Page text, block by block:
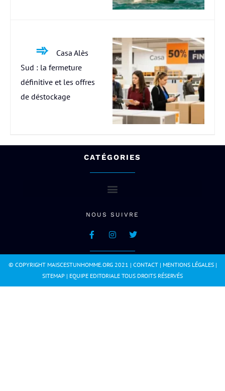
Casa Alès
Sud : la fermeture
définitive et les offres
de déstockage
CATÉGORIES
NOUS SUIVRE
© COPYRIGHT MAISCESTUNHOMME.ORG 2021 | CONTACT| MENTIONS LÉGALES|
SITEMAP | EQUIPE EDITORIALE TOUS DROITS RÉSERVÉS